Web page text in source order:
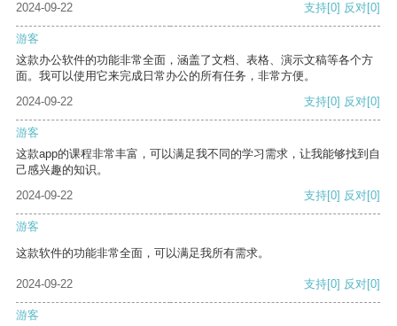
2024-09-22
支持[0] 反对[0]
游客
这款办公软件的功能非常全面，涵盖了文档、表格、演示文稿等各个方
面。我可以使用它来完成日常办公的所有任务，非常方便。
2024-09-22
支持[0] 反对[0]
游客
这款app的课程非常丰富，可以满足我不同的学习需求，让我能够找到自
己感兴趣的知识。
2024-09-22
支持[0] 反对[0]
游客
这款软件的功能非常全面，可以满足我所有需求。
2024-09-22 支持[0] 反对[0]
游客